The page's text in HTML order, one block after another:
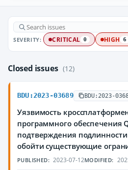
SEVERITY: CRITICAL 0 HIGH 6
Closed issues (12)
BDU:2023-03689 BDU:2023-
Уязвимость
программного обеспечения
подтверждения
обойти существующие
PUBLISHED: 2023-07-12MODIFIED: